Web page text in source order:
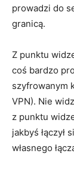
prowadzi do
granicą.
Z punktu
coś bardzo
szyfrowanym
VPN). Nie
z punktu
jakbyś łączył
własnego